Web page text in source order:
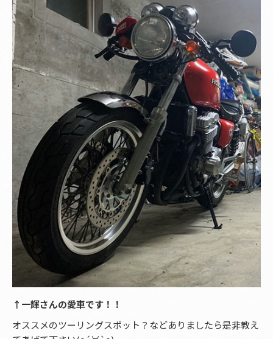
↑一輝さんの愛車です！！
オススメのツーリングスポット？などありましたら是非教え